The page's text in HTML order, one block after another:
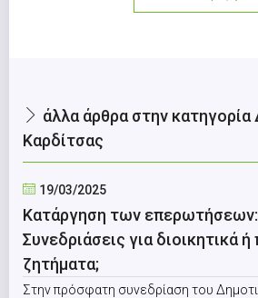
άλλα άρθρα στην κατηγορία
Καρδίτσας
19/03/2025
Κατάργηση των επερωτήσεων:
Συνεδριάσεις για διοικητικά ή
ζητήματα;
Στην πρόσφατη συνεδρίαση του